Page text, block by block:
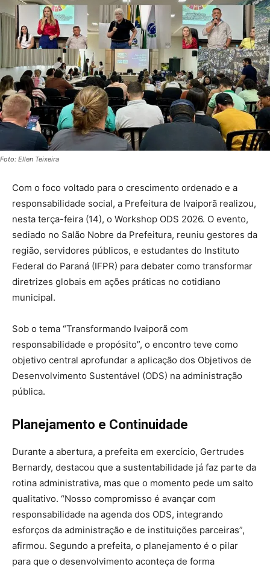
Foto: Ellen Teixeira
Com o foco voltado para o crescimento ordenado e a
responsabilidade social, a Prefeitura de Ivaiporã realizou,
nesta terça-feira (14), o Workshop ODS 2026. O evento,
sediado no Salão Nobre da Prefeitura, reuniu gestores da
região, servidores públicos, e estudantes do Instituto
Federal do Paraná (IFPR) para debater como transformar
diretrizes globais em ações práticas no cotidiano
municipal.
Sob o tema “Transformando Ivaiporã com
responsabilidade e propósito”, o encontro teve como
objetivo central aprofundar a aplicação dos Objetivos de
Desenvolvimento Sustentável (ODS) na administração
pública.
Planejamento e Continuidade
Durante a abertura, a prefeita em exercício, Gertrudes
Bernardy, destacou que a sustentabilidade já faz parte da
rotina administrativa, mas que o momento pede um salto
qualitativo. “Nosso compromisso é avançar com
responsabilidade na agenda dos ODS, integrando
esforços da administração e de instituições parceiras”,
afirmou. Segundo a prefeita, o planejamento é o pilar
para que o desenvolvimento aconteça de forma